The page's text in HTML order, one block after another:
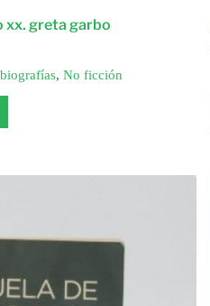
xx. greta garbo
, No ficción